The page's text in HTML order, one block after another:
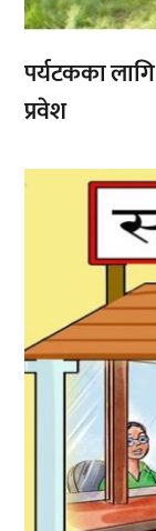
पर्यटकका लागि
प्रवेश
,